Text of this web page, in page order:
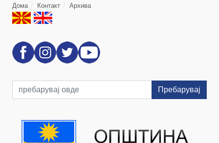
Дома Контакт Архива
Пребарувај